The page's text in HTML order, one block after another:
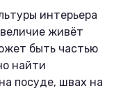
интерьера
живёт
быть частью
найти
посуде, швах на